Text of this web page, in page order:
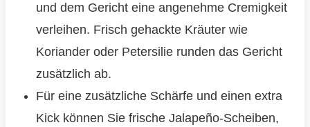
und dem Gericht eine angenehme Cremigkeit
verleihen. Frisch gehackte Kräuter wie
Koriander oder Petersilie runden das Gericht
zusätzlich ab.
Für eine zusätzliche Schärfe und einen extra
Kick können Sie frische Jalapeño-Scheiben,